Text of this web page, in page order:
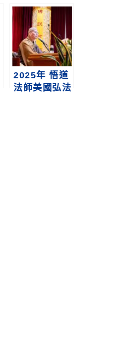
2025年 悟道
法師美國弘法